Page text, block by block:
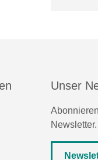
Unser
Newsletter.